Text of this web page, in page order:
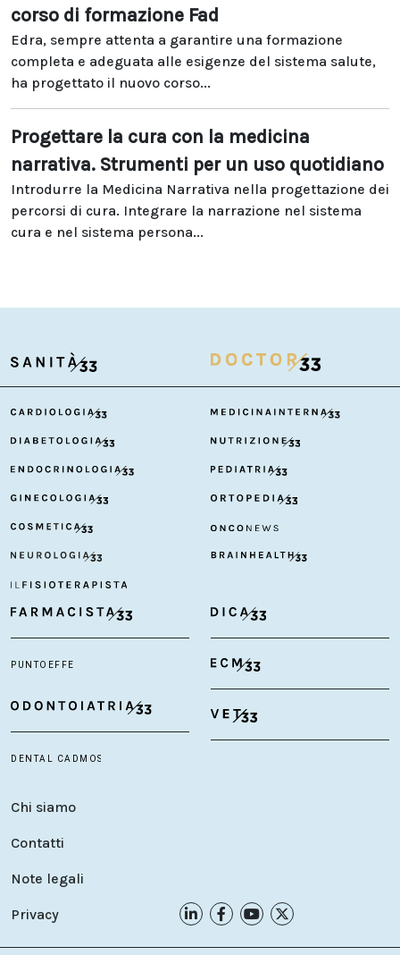
corso di formazione Fad
Edra, sempre attenta a garantire una formazione
completa e adeguata alle esigenze del sistema salute,
ha progettato il nuovo corso...
Progettare la cura con la medicina
narrativa. Strumenti per un uso quotidiano
Introdurre la Medicina Narrativa nella progettazione dei
percorsi di cura. Integrare la narrazione nel sistema
cura e nel sistema persona...
Chi siamo
Contatti
Note legali
Privacy